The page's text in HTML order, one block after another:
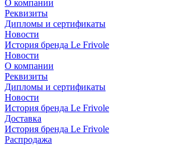
О компании
Реквизиты
Дипломы и сертификаты
Новости
История бренда Le Frivole
Новости
О компании
Реквизиты
Дипломы и сертификаты
Новости
История бренда Le Frivole
Доставка
История бренда Le Frivole
Распродажа